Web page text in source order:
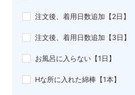
注文後、着用日数追加【2日】
注文後、着用日数追加【3日】
お風呂に入らない【1日】
Hな所に入れた綿棒【1本】